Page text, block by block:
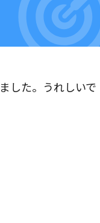
した。うれしいで